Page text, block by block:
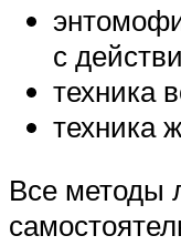
с
техника
техника
Все методы